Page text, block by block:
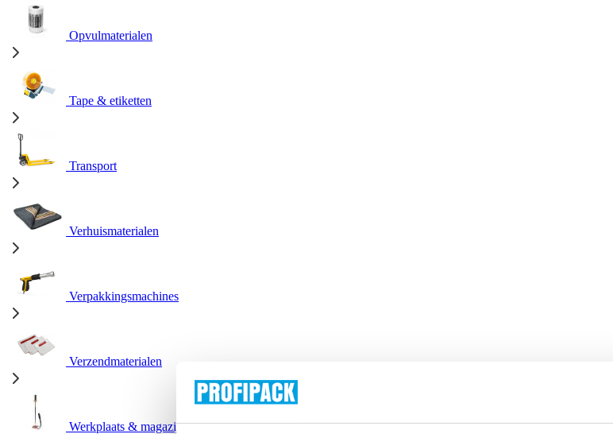
Opvulmaterialen
Tape & etiketten
Transport
Verhuismaterialen
Verpakkingsmachines
Verzendmaterialen
Werkplaats & magazijn